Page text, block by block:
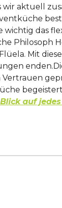
wir aktuell
wichtig das
Philosoph
Flüela. Mit
Vertrauen
auf